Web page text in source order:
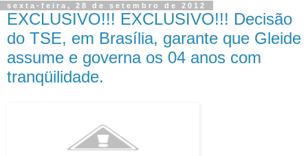
sexta-feira, 28 de setembro de 2012
EXCLUSIVO!!! EXCLUSIVO!!! Decisão
do TSE, em Brasília, garante que Gleide
assume e governa os 04 anos com
tranqüilidade.